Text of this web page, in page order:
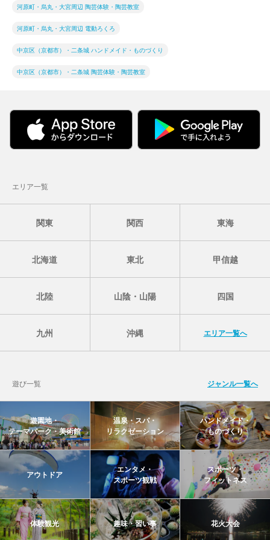
河原町・烏丸・大宮周辺 陶芸体験・陶芸教室
河原町・烏丸・大宮周辺 電動ろくろ
中京区（京都市）・二条城 ハンドメイド・ものづくり
中京区（京都市）・二条城 陶芸体験・陶芸教室
エリア一覧
関東 関西 東海
北海道 東北 甲信越
北陸 山陰・山陽 四国
九州 沖縄 エリア一覧へ
遊び一覧 ジャンル一覧へ
遊園地・
テーマパーク・美術館
温泉・スパ・
リラクゼーション
ハンドメイド・
ものづくり
アウトドア
エンタメ・
スポーツ観戦
スポーツ・
フィットネス
体験観光 趣味・習い事 花火大会